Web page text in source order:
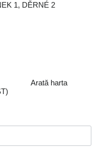
1, DĚRNÉ 2
Arată harta